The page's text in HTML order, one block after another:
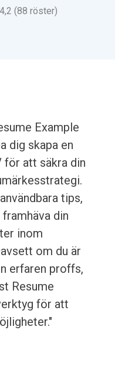
(88 röster)
Example
dig skapa en
att säkra din
tips,
din
inom
om du är
erfaren proffs,
Resume
för att